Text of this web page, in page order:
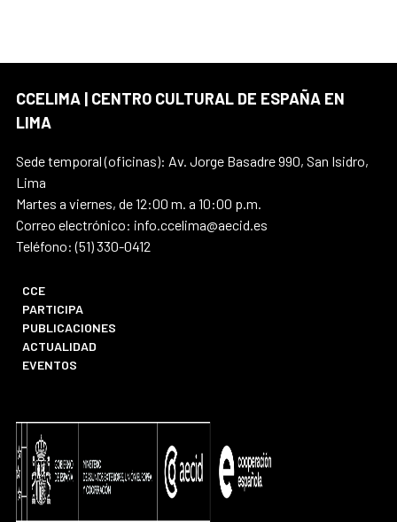
CCELIMA | CENTRO CULTURAL DE ESPAÑA EN
LIMA
Sede temporal (oficinas): Av. Jorge Basadre 990, San Isidro,
Lima
Martes a viernes, de 12:00 m. a 10:00 p.m.
Correo electrónico: info.ccelima@aecid.es
Teléfono: (51) 330-0412
CCE
PARTICIPA
PUBLICACIONES
ACTUALIDAD
EVENTOS